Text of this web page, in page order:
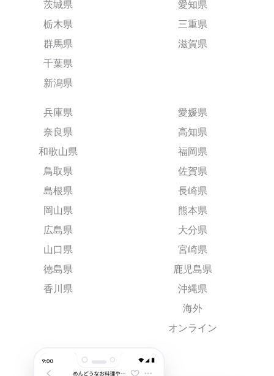
茨城県
栃木県
群馬県
千葉県
新潟県
愛知県
三重県
滋賀県
兵庫県
奈良県
和歌山県
鳥取県
島根県
岡山県
広島県
山口県
徳島県
香川県
愛媛県
高知県
福岡県
佐賀県
長崎県
熊本県
大分県
宮崎県
鹿児島県
沖縄県
海外
オンライン